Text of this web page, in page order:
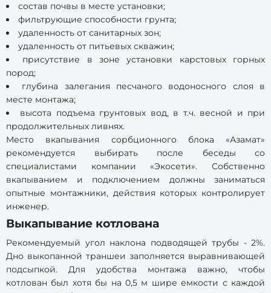
состав почвы в месте установки;
фильтрующие способности грунта;
удаленность от санитарных зон;
удаленность от питьевых скважин;
присутствие в зоне установки карстовых горных
пород;
глубина залегания песчаного водоносного слоя в
месте монтажа;
высота подъема грунтовых вод, в т.ч. весной и при
продолжительных ливнях.
Место вкапывания сорбционного блока «Азамат»
рекомендуется выбирать после беседы со
специалистами компании «Экосети». Собственно
вкапыванием и подключением должны заниматься
опытные монтажники, действия которых контролирует
инженер.
Выкапывание котлована
Рекомендуемый угол наклона подводящей трубы - 2%.
Дно выкопанной траншеи заполняется выравнивающей
подсыпкой. Для удобства монтажа важно, чтобы
котлован был хотя бы на 0,5 м шире емкости с каждой